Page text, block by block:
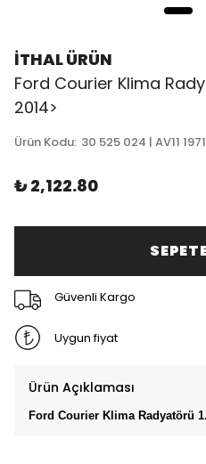
İTHAL ÜRÜN
Ford Courier Klima
2014>
Ürün Kodu: 30 525 024 | AV11
₺ 2,122.80
Güvenli Kargo
Uygun fiyat
Ürün Açıklaması
Ford Courier Klima Radyatörü